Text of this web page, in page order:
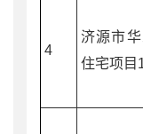
4
济源市
住宅项目